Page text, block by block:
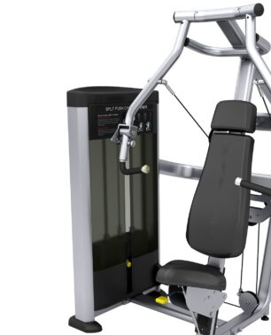
Ghế Massage
Dụng cụ Massage
Máy chạy bộ Spirit
Xe đạp tập Spirit
Xe đạp ngồi có tựa lưng Spirit
Máy trượt tuyết Spirit
Máy chèo thuyền Spirit
Máy tập phục hồi chức năng Spirit
Strength Spirit
SP3 Serie Strength Spirit